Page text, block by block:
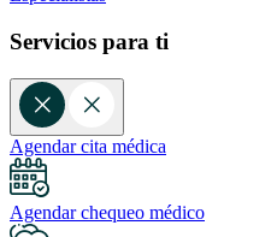
Servicios para ti
Agendar cita médica
Agendar chequeo médico